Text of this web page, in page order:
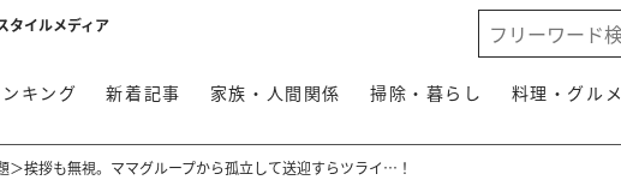
タイルメディア
キング 新着記事 家族・人間関係 掃除・暮らし 料理・グルメ
＞挨拶も無視。ママグループから孤立して送迎すらツライ…！